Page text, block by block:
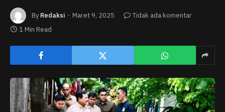
By Redaksi Maret 9, 2025
Tidak ada komentar
1 Min Read